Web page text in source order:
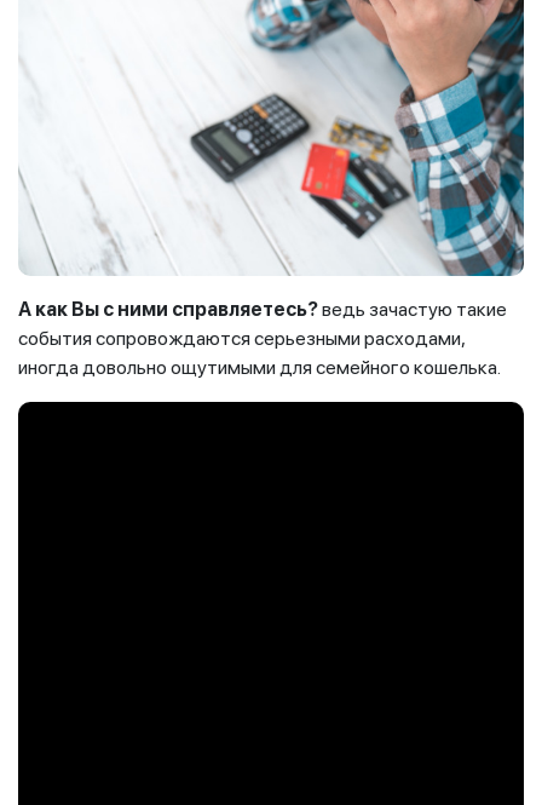
А как Вы с ними справляетесь?ведь зачастую такие
события сопровождаются серьезными расходами,
иногда довольно ощутимыми для семейного кошелька.